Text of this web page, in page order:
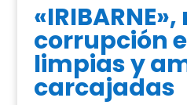
corrupción
limpias y
carcajadas